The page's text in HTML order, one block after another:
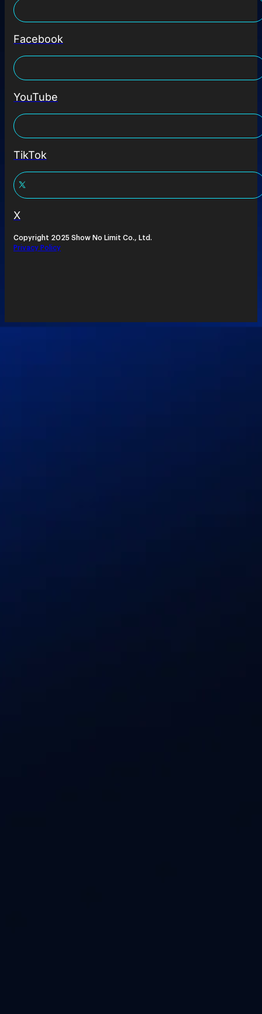
Facebook
YouTube
TikTok
X
Copyright 2025 Show No Limit Co., Ltd.
Privacy Policy